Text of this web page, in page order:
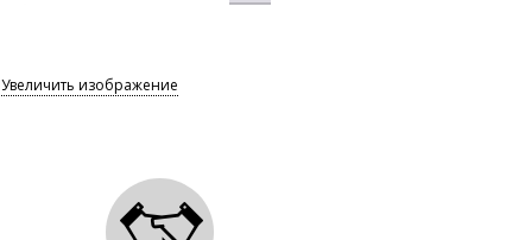
Увеличить изображение